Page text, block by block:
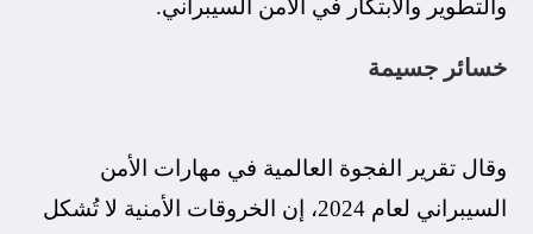
والتطوير والابتكار في الأمن السيبراني.
خسائر جسيمة
وقال تقرير الفجوة العالمية في مهارات الأمن
السيبراني لعام 2024، إن الخروقات الأمنية لا تُشكل